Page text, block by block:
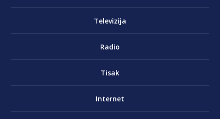
Televizija
Radio
Tisak
Internet